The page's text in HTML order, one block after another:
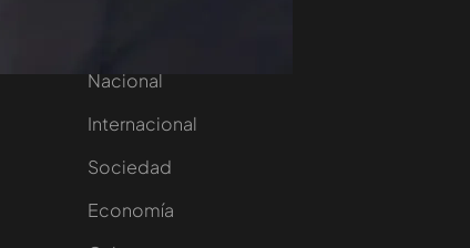
Nacional
Internacional
Sociedad
Economía